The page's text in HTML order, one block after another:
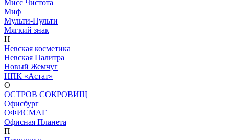
Мисс Чистота
Миф
Мульти-Пульти
Мягкий знак
Н
Невская косметика
Невская Палитра
Новый Жемчуг
НПК «Астат»
О
ОСТРОВ СОКРОВИЩ
Офисбург
ОФИСМАГ
Офисная Планета
П